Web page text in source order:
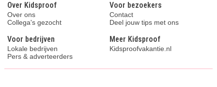
Over Kidsproof
Over ons
Collega's gezocht
Voor bezoekers
Contact
Deel jouw tips met ons
Voor bedrijven
Lokale bedrijven
Pers & adverteerders
Meer Kidsproof
Kidsproofvakantie.nl